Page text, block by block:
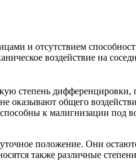
и отсутствием
воздействие на
степень
оказывают общего
к малигнизации под
положение. Они
также различные